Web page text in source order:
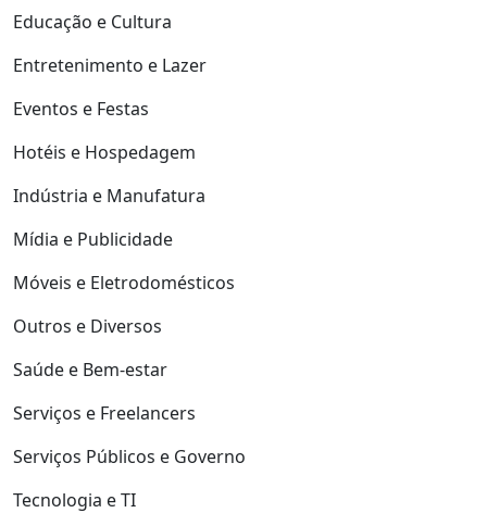
Educação e Cultura
Entretenimento e Lazer
Eventos e Festas
Hotéis e Hospedagem
Indústria e Manufatura
Mídia e Publicidade
Móveis e Eletrodomésticos
Outros e Diversos
Saúde e Bem-estar
Serviços e Freelancers
Serviços Públicos e Governo
Tecnologia e TI